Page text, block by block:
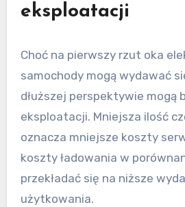
eksploatacji
Choć na pierwszy rzut oka
samochody mogą wydawać
dłuższej perspektywie mogą
eksploatacji. Mniejsza ilość
oznacza mniejsze koszty
koszty ładowania w
przekładać się na niższe
użytkowania.